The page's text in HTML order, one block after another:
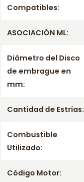
Compatibles:
ASOCIACIÓN ML:
Diámetro del Disco
de embrague en
mm:
Cantidad de Estrías:
Combustible
Utilizado:
Código Motor: